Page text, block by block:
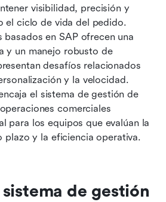
visibilidad, precisión y
el ciclo de vida del pedido.
basados en SAP ofrecen una
y un manejo robusto de
desafíos relacionados
y la velocidad.
el sistema de gestión de
comerciales
para los equipos que evalúan la
plazo y la eficiencia operativa.
de gestión